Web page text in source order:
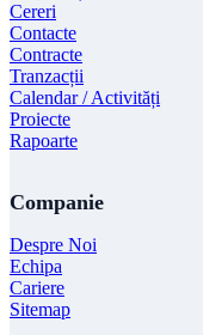
Cereri
Contacte
Contracte
Tranzacții
Calendar / Activități
Proiecte
Rapoarte
Companie
Despre Noi
Echipa
Cariere
Sitemap